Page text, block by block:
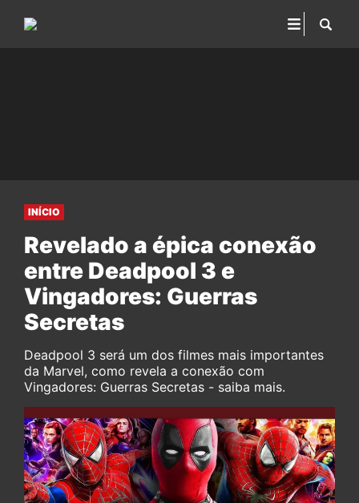
INÍCIO
Revelado a épica conexão
entre Deadpool 3 e
Vingadores: Guerras
Secretas
Deadpool 3 será um dos filmes mais importantes
da Marvel, como revela a conexão com
Vingadores: Guerras Secretas - saiba mais.